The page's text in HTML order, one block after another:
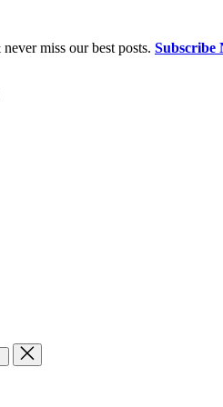
miss our best posts. Subscribe